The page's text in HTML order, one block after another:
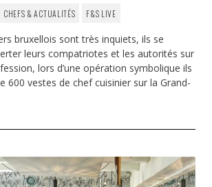
CHEFS & ACTUALITÉS F&S LIVE
bruxellois sont très inquiets, ils se
leurs compatriotes et les autorités sur
lors d’une opération symbolique ils
600 vestes de chef cuisinier sur la Grand-